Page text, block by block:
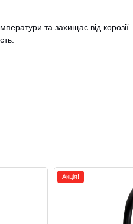
та захищає від корозії.
Акція!